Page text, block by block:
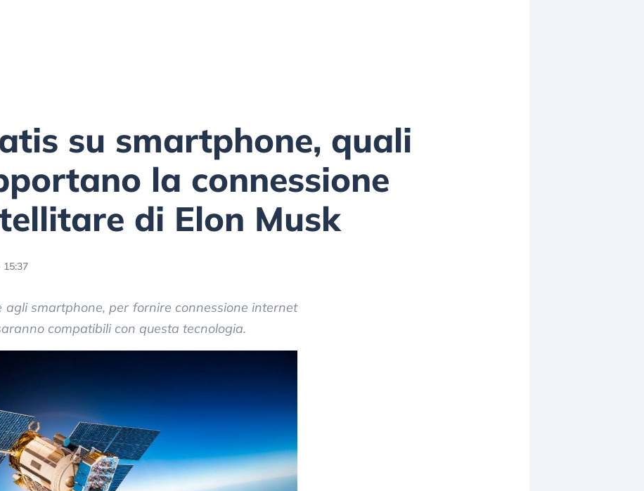
su smartphone, quali
la connessione
di Elon Musk
15:37
smartphone, per fornire connessione internet
compatibili con questa tecnologia.